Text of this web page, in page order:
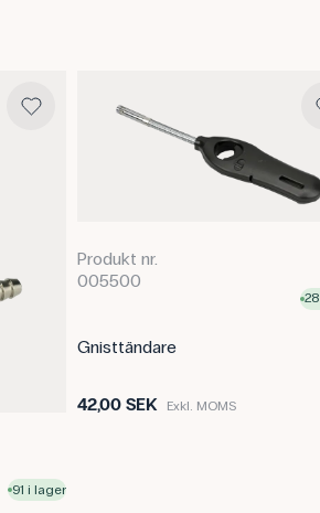
och ett nytt prov kan
Denna text är översatt
Innehållet har
91 i lager
Produkt nr.
005500
Gnisttändare
42,00 SEK Exkl. MOMS